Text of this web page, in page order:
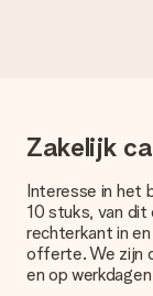
levering. Per
Hoe kan ik mijn
Wij bieden de
creditcard of
overboeking wel
cadeau.
Zakelijk
Interesse in het
10 stuks, van dit
rechterkant in
offerte. We zijn
en op